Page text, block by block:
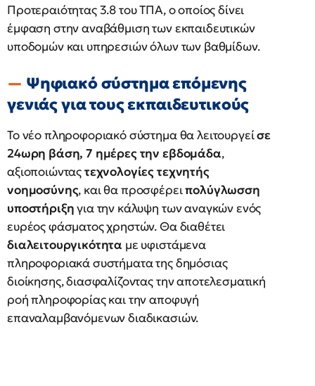
Προτεραιότητας 3.8 του ΤΠΑ, ο οποίος δίνει
έμφαση στην αναβάθμιση των εκπαιδευτικών
υποδομών και υπηρεσιών όλων των βαθμίδων.
Ψηφιακό σύστημα επόμενης
γενιάς για τους εκπαιδευτικούς
Το νέο πληροφοριακό σύστημα θα λειτουργείσε
24ωρη βάση, 7 ημέρες την εβδομάδα,
αξιοποιώνταςτεχνολογίες τεχνητής
νοημοσύνης, και θα προσφέρειπολύγλωσση
υποστήριξηγια την κάλυψη των αναγκών ενός
ευρέος φάσματος χρηστών. Θα διαθέτει
διαλειτουργικότητα με υφιστάμενα
πληροφοριακά συστήματα της δημόσιας
διοίκησης, διασφαλίζοντας την αποτελεσματική
ροή πληροφορίας και την αποφυγή
επαναλαμβανόμενων διαδικασιών.